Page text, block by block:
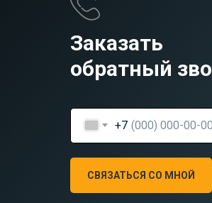
Заказать
обратный
+7
СВЯЗАТЬСЯ СО МНОЙ